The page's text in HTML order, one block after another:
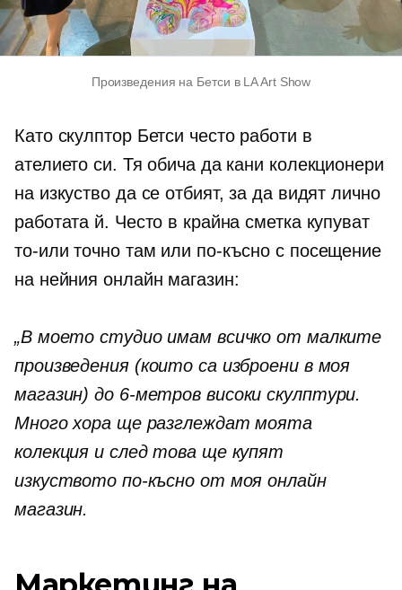
Произведения на Бетси в LA Art Show
Като скулптор Бетси често работи в
ателието си. Тя обича да кани колекционери
на изкуство да се отбият, за да видят лично
работата й. Често в крайна сметка купуват
то-или точно там или по-късно с посещение
на нейния онлайн магазин:
„В моето студио имам всичко от малките
произведения (които са изброени в моя
магазин) до 6-метров високи скулптури.
Много хора ще разглеждат моята
колекция и след това ще купят
изкуството по-късно от моя онлайн
магазин.